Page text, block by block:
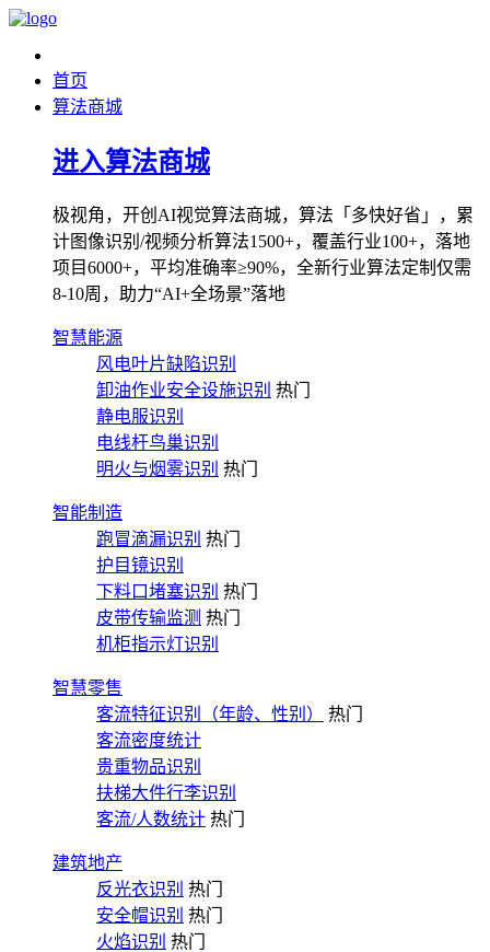
首页
算法商城
进入算法商城
极视角，开创AI视觉算法商城，算法「多快好省」，累
计图像识别/视频分析算法1500+，覆盖行业100+，落地
项目6000+，平均准确率≥90%，全新行业算法定制仅需
8-10周，助力“AI+全场景”落地
智慧能源
风电叶片缺陷识别
卸油作业安全设施识别 热门
静电服识别
电线杆鸟巢识别
明火与烟雾识别 热门
智能制造
跑冒滴漏识别 热门
护目镜识别
下料口堵塞识别 热门
皮带传输监测 热门
机柜指示灯识别
智慧零售
客流特征识别（年龄、性别）
热门
客流密度统计
贵重物品识别
扶梯大件行李识别
客流/人数统计 热门
建筑地产
反光衣识别 热门
安全帽识别 热门
火焰识别 热门